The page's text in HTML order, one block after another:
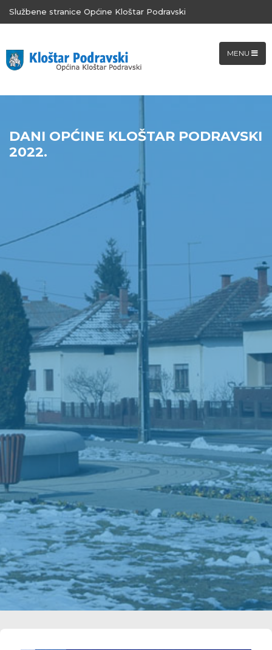
Službene stranice Općine Kloštar Podravski
MENU
DANI OPĆINE KLOŠTAR PODRAVSKI
2022.